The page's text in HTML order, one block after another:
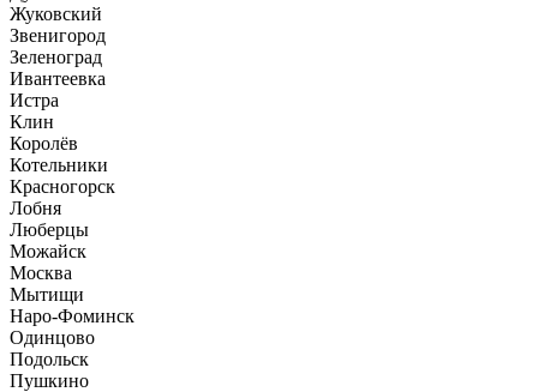
Жуковский
Звенигород
Зеленоград
Ивантеевка
Истра
Клин
Королёв
Котельники
Красногорск
Лобня
Люберцы
Можайск
Москва
Мытищи
Наро-Фоминск
Одинцово
Подольск
Пушкино